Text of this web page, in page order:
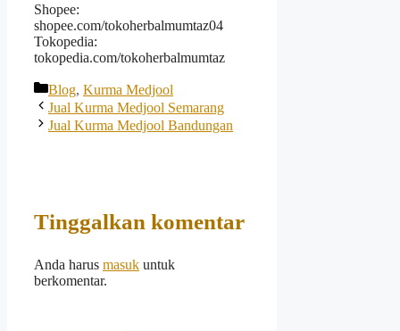
Shopee:
shopee.com/tokoherbalmumtaz04
Tokopedia:
tokopedia.com/tokoherbalmumtaz
Kategori
Blog, Kurma Medjool
Jual Kurma Medjool Semarang
Jual Kurma Medjool Bandungan
Tinggalkan komentar
Anda harus masuk untuk
berkomentar.